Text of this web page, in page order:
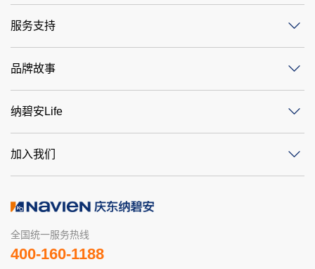
服务支持
品牌故事
纳碧安Life
加入我们
全国统一服务热线
400-160-1188